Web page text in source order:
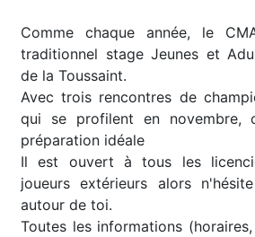
Comme chaque année, le
traditionnel stage Jeunes et
de la Toussaint.
Avec trois rencontres de
qui se profilent en novembre,
préparation idéale
Il est ouvert à tous les
joueurs extérieurs alors
autour de toi.
Toutes les informations